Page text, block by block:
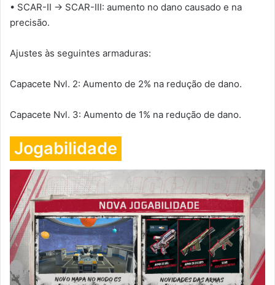
• SCAR-II → SCAR-III: aumento no dano causado e na
precisão.
Ajustes às seguintes armaduras:
Capacete Nvl. 2: Aumento de 2% na redução de dano.
Capacete Nvl. 3: Aumento de 1% na redução de dano.
Jogabilidade